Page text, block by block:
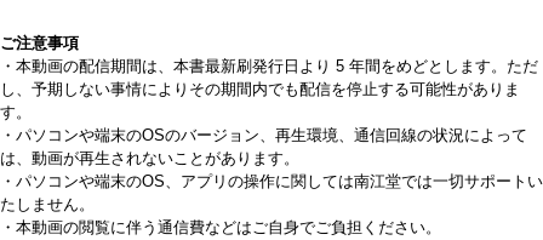
ご注意事項
・本動画の配信期間は、本書最新刷発行日より 5 年間をめどとします。ただ
し、予期しない事情によりその期間内でも配信を停止する可能性がありま
す。
・パソコンや端末のOSのバージョン、再生環境、通信回線の状況によって
は、動画が再生されないことがあります。
・パソコンや端末のOS、アプリの操作に関しては南江堂では一切サポートい
たしません。
・本動画の閲覧に伴う通信費などはご自身でご負担ください。